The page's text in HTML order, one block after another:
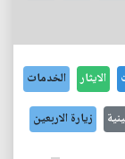
الايثار الخدمات
زيارة الاربعين